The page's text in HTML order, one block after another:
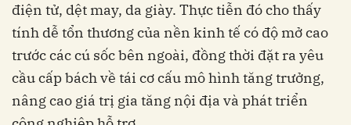
điện tử, dệt may, da giày. Thực tiễn đó cho thấy
tính dễ tổn thương của nền kinh tế có độ mở cao
trước các cú sốc bên ngoài, đồng thời đặt ra yêu
cầu cấp bách về tái cơ cấu mô hình tăng trưởng,
nâng cao giá trị gia tăng nội địa và phát triển